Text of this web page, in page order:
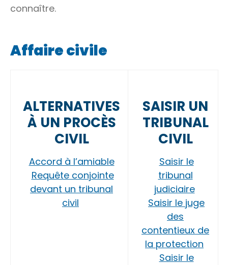
connaître.
Affaire civile
ALTERNATIVES
À UN PROCÈS
CIVIL
Accord à l’amiable
Requête conjointe
devant un tribunal
civil
SAISIR UN
TRIBUNAL
CIVIL
Saisir le
tribunal
judiciaire
Saisir le juge
des
contentieux de
la protection
Saisir le